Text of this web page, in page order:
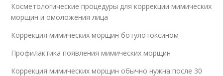
Косметологические процедуры для коррекции мимических
морщин и омоложения лица
Коррекция мимических морщин ботулотоксином
Профилактика появления мимических морщин
Коррекция мимических морщин обычно нужна после 30